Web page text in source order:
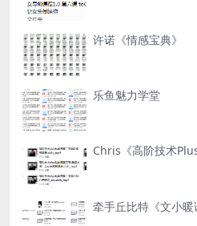
许诺《情感宝典》
乐鱼魅力学堂
Chris《高阶技术
牵手丘比特《文小暖